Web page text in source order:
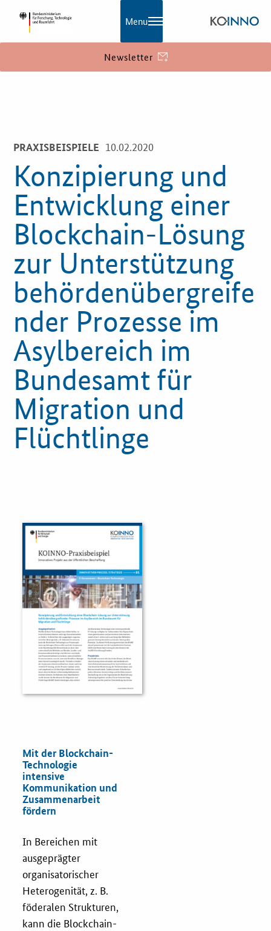
Praxisbeispiele
Publikationen
KOINNOmagazin
Netzwerk
Innovationspreis
Förderprogramme
Weitere Informationen
Kontakt
Öffentliche Auftraggeber
Services
E-Learning
Fristenassistent
KOINNOvationsplatz
LZK-Rechner
Preis-Leistungs-Gewichtungs-Check
Vergabe-Wahl-O-Mat
Zertifizierung
Startups & innovative KMU
Services
Öffentliche Beschaffung
Toolbox
Menu
Newsletter
PRAXISBEISPIELE 10.02.2020
Konzipierung und
Entwicklung einer
Blockchain-Lösung
zur Unterstützung
behördenübergreife
nder Prozesse im
Asylbereich im
Bundesamt für
Migration und
Flüchtlinge
Mit der Blockchain-
Technologie
intensive
Kommunikation und
Zusammenarbeit
fördern
In Bereichen mit
ausgeprägter
organisatorischer
Heterogenität, z. B.
föderalen Strukturen,
kann die Blockchain-